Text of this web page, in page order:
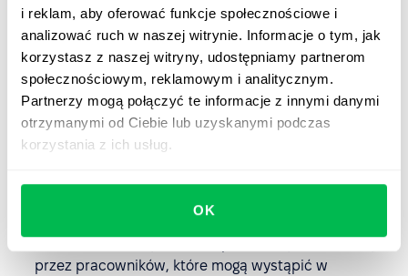
i reklam, aby oferować funkcje społecznościowe i
analizować ruch w naszej witrynie. Informacje o tym, jak
korzystasz z naszej witryny, udostępniamy partnerom
społecznościowym, reklamowym i analitycznym.
Partnerzy mogą połączyć te informacje z innymi danymi
otrzymanymi od Ciebie lub uzyskanymi podczas
korzystania z ich usług.
OK
Jakie są wady udzielania
pracownikom dodatkowego
płatnego czasu wolnego?
Płatny czas wolny wynika z przepisów prawnych i z tego
tytułu należy się pracownikom. Jednak firmy decydujące
wolne muszą zmierzyć się z pewnymi niedogodnościami
tego rozwiązania. Będą to m.in.:
przez pracowników, które mogą wystąpić w